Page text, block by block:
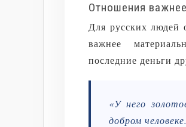
Отношения
Для русских людей
важнее
последние деньги
«У него
добром человеке.